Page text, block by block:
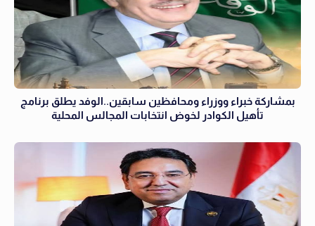
بمشاركة خبراء ووزراء ومحافظين سابقين..الوفد يطلق برنامج
تأهيل الكوادر لخوض انتخابات المجالس المحلية